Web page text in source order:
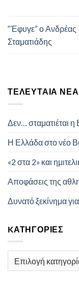
“Έφυγε” ο Ανδρέας
Σταματιάδης
ΤΕΛΕΥΤΑΊΑ ΝΈΑ
Δεν… σταματιέται
Η Ελλάδα στο νέο
«2 στα 2» και
Αποφάσεις της
Δυνατό ξεκίνημα
KΑΤΗΓΟΡΊΕΣ
Kατηγορίες